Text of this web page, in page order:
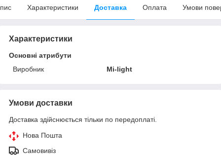
Характеристики Доставка Оплата Умови
Характеристики
Основні атрибути
Виробник
Mi-light
Умови доставки
Доставка здійснюється тільки по передоплаті.
Нова Пошта
Самовивіз